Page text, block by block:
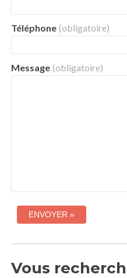
Téléphone (obligatoire)
Message (obligatoire)
Vous